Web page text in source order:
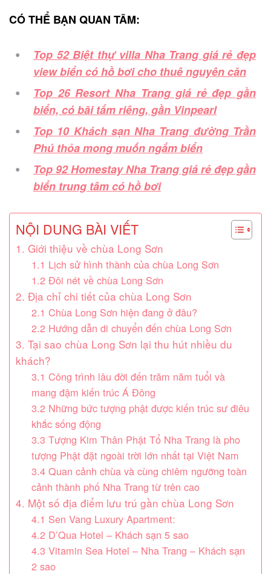
CÓ THỂ BẠN QUAN TÂM:
Top 52 Biệt thự villa Nha Trang giá rẻ đẹp
view biển có hồ bơi cho thuê nguyên căn
Top 26 Resort Nha Trang giá rẻ đẹp gần
biển, có bãi tắm riêng, gần Vinpearl
Top 10 Khách sạn Nha Trang đường Trần
Phú thỏa mong muốn ngắm biển
Top 92 Homestay Nha Trang giá rẻ đẹp gần
biển trung tâm có hồ bơi
NỘI DUNG BÀI VIẾT
1. Giới thiệu về chùa Long Sơn
1.1 Lịch sử hình thành của chùa Long Sơn
1.2 Đôi nét về chùa Long Sơn
2. Địa chỉ chi tiết của chùa Long Sơn
2.1 Chùa Long Sơn hiện đang ở đâu?
2.2 Hướng dẫn di chuyển đến chùa Long Sơn
3. Tại sao chùa Long Sơn lại thu hút nhiều du
khách?
3.1 Công trình lâu đời đến trăm năm tuổi và
mang đậm kiến trúc Á Đông
3.2 Những bức tượng phật được kiến trúc sư điêu
khắc sống động
3.3 Tượng Kim Thân Phật Tổ Nha Trang là pho
tượng Phật đặt ngoài trời lớn nhất tại Việt Nam
3.4 Quan cảnh chùa và cùng chiêm ngưỡng toàn
cảnh thành phố Nha Trang từ trên cao
4. Một số địa điểm lưu trú gần chùa Long Sơn
4.1 Sen Vang Luxury Apartment:
4.2 D’Qua Hotel – Khách sạn 5 sao
4.3 Vitamin Sea Hotel – Nha Trang – Khách sạn
2 sao